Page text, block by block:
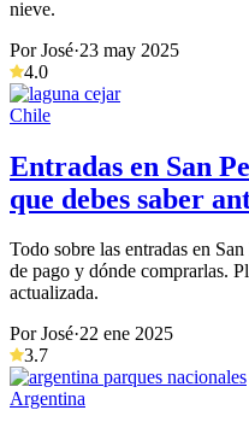
nieve.
Por José·23 may 2025
4.0
Chile
Entradas en San
que debes saber
Todo sobre las entradas en
de pago y dónde comprarlas.
actualizada.
Por José·22 ene 2025
3.7
Argentina